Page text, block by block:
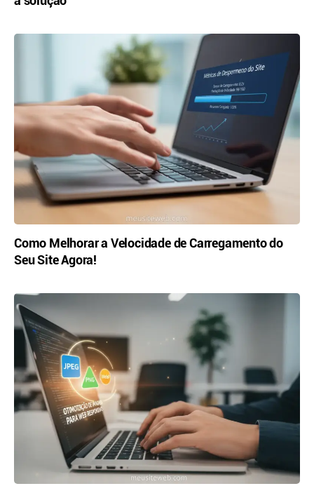
Como Melhorar a Velocidade de Carregamento do
Seu Site Agora!